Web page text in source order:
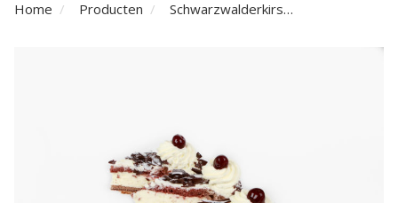
Home Producten Schwarzwalderkirsch